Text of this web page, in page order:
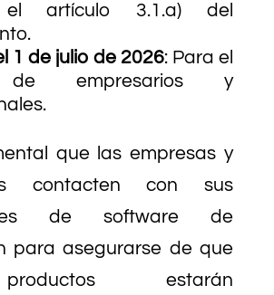
el artículo 3.1.a) del
1 de julio de 2026: Para el
empresarios y
que las empresas y
contacten con sus
de software de
para asegurarse de que
estarán